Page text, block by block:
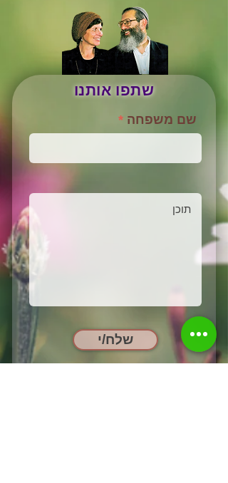
שתפו אותנו
שם משפחה
שלח/י